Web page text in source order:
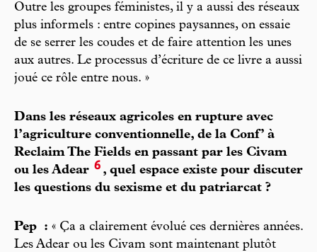
Outre les groupes féministes, il y a aussi des réseaux
plus informels : entre copines paysannes, on essaie
de se serrer les coudes et de faire attention les unes
aux autres. Le processus d’écriture de ce livre a aussi
joué ce rôle entre nous. »
Dans les réseaux agricoles en rupture avec
l’agriculture conventionnelle, de la Conf’ à
Reclaim The Fields en passant par les Civam
ou les Adear 6 , quel espace existe pour discuter
les questions du sexisme et du patriarcat ?
Pep : « Ça a clairement évolué ces dernières années.
Les Adear ou les Civam sont maintenant plutôt